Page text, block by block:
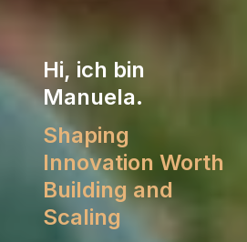
Hi, ich bin
Manuela.
Shaping
Innovation Worth
Building and
Scaling